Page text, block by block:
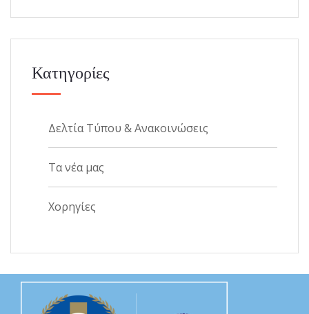
Κατηγορίες
Δελτία Τύπου & Ανακοινώσεις
Τα νέα μας
Χορηγίες